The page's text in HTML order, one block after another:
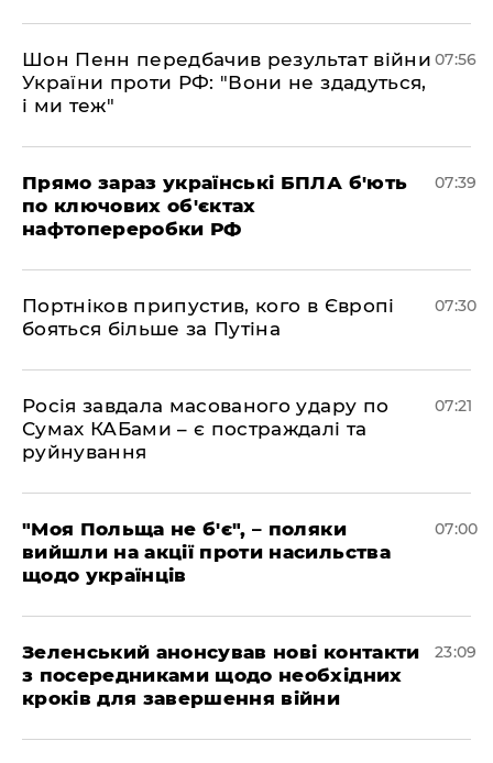
Шон Пенн передбачив результат війни
України проти РФ: "Вони не здадуться,
і ми теж"
07:56
Прямо зараз українські БПЛА б'ють
по ключових об'єктах
нафтопереробки РФ
07:39
Портніков припустив, кого в Європі
бояться більше за Путіна
07:30
Росія завдала масованого удару по
Сумах КАБами – є постраждалі та
руйнування
07:21
"Моя Польща не б'є", – поляки
вийшли на акції проти насильства
щодо українців
07:00
Зеленський анонсував нові контакти
з посередниками щодо необхідних
кроків для завершення війни
23:09